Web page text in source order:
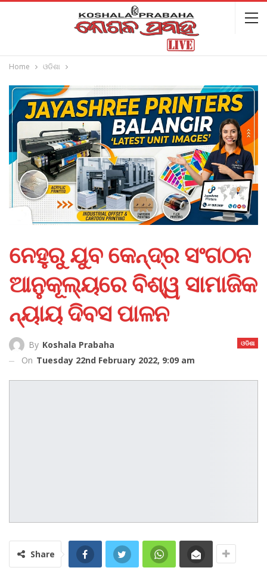
Home ଓଡିଶା
ନେହୁରୁ ଯୁବ କେନ୍ଦ୍ର ସଂଗଠନ
ଆନୁକୂଲ୍ୟରେ ବିଶ୍ୱ ସାମାଜିକ
ନ୍ୟାୟ ଦିବସ ପାଳନ
ଓଡିଶା
By Koshala Prabaha
On Tuesday 22nd February 2022, 9:09 am
Share